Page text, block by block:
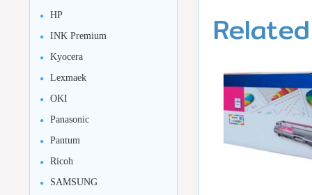
HP
INK Premium
Kyocera
Lexmaek
OKI
Panasonic
Pantum
Ricoh
SAMSUNG